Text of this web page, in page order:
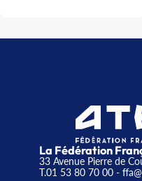
La Fédération
33 Avenue Pierre de
T.01 53 80 70 00-